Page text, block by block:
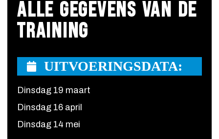
ALLE GEGEVENS VAN DE
TRAINING
UITVOERINGSDATA:
Dinsdag 19 maart
Dinsdag 16 april
Dinsdag 14 mei